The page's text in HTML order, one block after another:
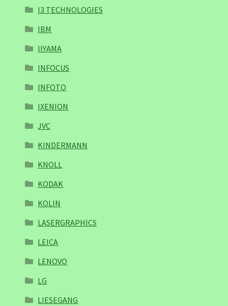
I3 TECHNOLOGIES
IBM
IIYAMA
INFOCUS
INFOTO
IXENION
JVC
KINDERMANN
KNOLL
KODAK
KOLIN
LASERGRAPHICS
LEICA
LENOVO
LG
LIESEGANG